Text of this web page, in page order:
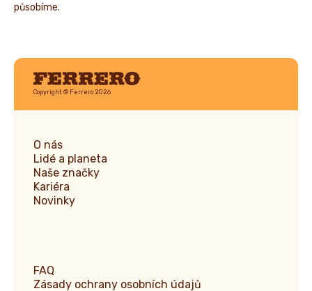
působíme.
Ferrero
Copyright © Ferrero 2026
O nás
Lidé a planeta
Naše značky
Kariéra
Novinky
FAQ
Zásady ochrany osobních údajů